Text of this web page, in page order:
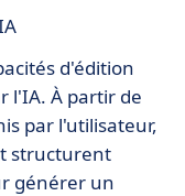
d'édition
l'IA. À partir de
par l'utilisateur,
structurent
générer un